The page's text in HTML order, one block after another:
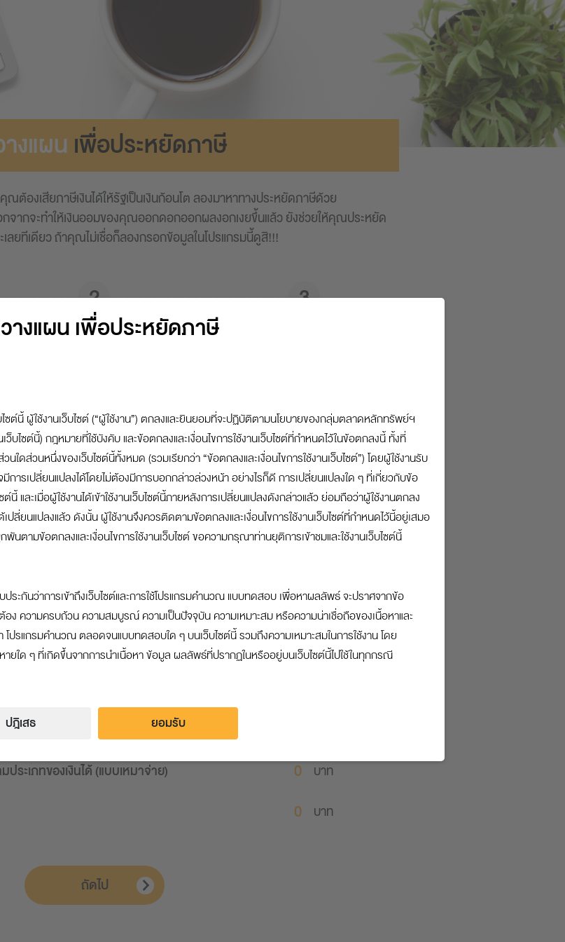
างแผน เพื่อประหยัดภาษี
ต้องเสียภาษีเงินได้ให้รัฐเป็นเงินก้อนโต ลองมาหาทางประหยัดภาษีด้วย
จากจะทำให้เงินออมของคุณออกดอกออกผลงอกเงยขึ้นแล้ว ยังช่วยให้คุณประหยัด
เลยทีเดียว ถ้าคุณไม่เชื่อก็ลองกรอกข้อมูลในโปรแกรมนี้ดูสิ!!!
2
ค่าลดหย่อน
3
เมิน)
ำเหน็จ บำนาญ ฯลฯ
บาท / เดือน บาท / ปี
บาท
รวมเงินได้ 40(1)
บาท
ประเภทของเงินได้ (แบบเหมาจ่าย) บาท
บาท
ถัดไป
างแผน เพื่อประหยัดภาษี
ซต์นี้ ผู้ใช้งานเว็บไซต์ (“ผู้ใช้งาน”) ตกลงและยินยอมที่จะปฏิบัติตามนโยบายของกลุ่มตลาดหลักทรัพย์ฯ
ว็บไซต์นี้) กฎหมายที่ใช้บังคับ และข้อตกลงและเงื่อนไขการใช้งานเว็บไซต์ที่กำหนดไว้ในข้อตกลงนี้ ทั้งที่
นใดส่วนหนึ่งของเว็บไซต์นี้ทั้งหมด (รวมเรียกว่า “ข้อตกลงและเงื่อนไขการใช้งานเว็บไซต์”) โดยผู้ใช้งานรับ
มีการเปลี่ยนแปลงได้โดยไม่ต้องมีการบอกกล่าวล่วงหน้า อย่างไรก็ดี การเปลี่ยนแปลงใด ๆ ที่เกี่ยวกับข้อ
ซต์นี้ และเมื่อผู้ใช้งานได้เข้าใช้งานเว็บไซต์นี้ภายหลังการเปลี่ยนแปลงดังกล่าวแล้ว ย่อมถือว่าผู้ใช้งานตกลง
ปลี่ยนแปลงแล้ว ดังนั้น ผู้ใช้งานจึงควรติดตามข้อตกลงและเงื่อนไขการใช้งานเว็บไซต์ที่กำหนดไว้นี้อยู่เสมอ
ตามข้อตกลงและเงื่อนไขการใช้งานเว็บไซต์ ขอความกรุณาท่านยุติการเข้าชมและใช้งานเว็บไซต์นี้
ะกันว่าการเข้าถึงเว็บไซต์และการใช้โปรแกรมคำนวณ แบบทดสอบ เพื่อหาผลลัพธ์ จะปราศจากข้อ
ความครบถ้วน ความสมบูรณ์ ความเป็นปัจจุบัน ความเหมาะสม หรือความน่าเชื่อถือของเนื้อหาและ
ปรแกรมคำนวณ ตลอดจนแบบทดสอบใด ๆ บนเว็บไซต์นี้ รวมถึงความเหมาะสมในการใช้งาน โดย
ใด ๆ ที่เกิดขึ้นจากการนำเนื้อหา ข้อมูล ผลลัพธ์ที่ปรากฏในหรืออยู่บนเว็บไซต์นี้ไปใช้ในทุกกรณี
ปฎิเสธ ยอมรับ